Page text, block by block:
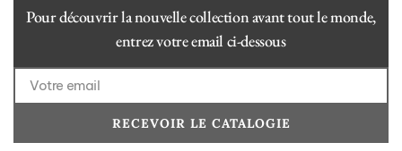
Pinterest ou abonnez-vous
recevoir nos dernières
créations, reportages,
conseils et promotions
spéciales mariées.
Mentions légalesPDC
Pour découvrir la nouvelle collection avant tout le monde,
entrez votre email ci-dessous
RECEVOIR LE CATALOGIE